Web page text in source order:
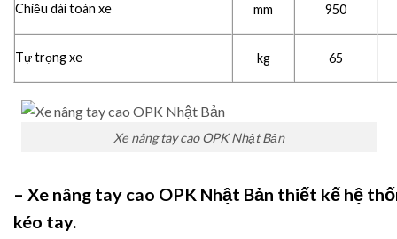
Chiều dài toàn xe mm 950
Tự trọng xe kg 65
Xe nâng tay cao OPK Nhật Bản
– Xe nâng tay cao OPK Nhật Bản thiết kế hệ
kéo tay.